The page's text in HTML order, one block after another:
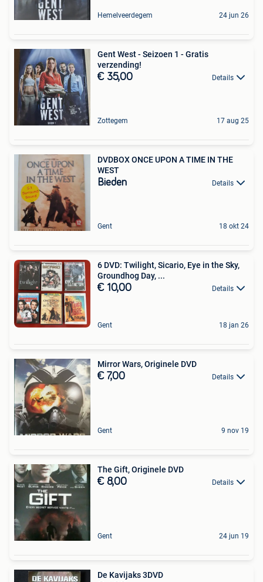
Hemelveerdegem 24 jun 26
Gent West - Seizoen 1 - Gratis
verzending!
€ 35,00 Details
Zottegem 17 aug 25
DVDBOX ONCE UPON A TIME IN THE
WEST
Bieden Details
Gent 18 okt 24
6 DVD: Twilight, Sicario, Eye in the Sky,
Groundhog Day, ...
€ 10,00 Details
Gent 18 jan 26
Mirror Wars, Originele DVD
€ 7,00 Details
Gent 9 nov 19
The Gift, Originele DVD
€ 8,00 Details
Gent 24 jun 19
De Kavijaks 3DVD